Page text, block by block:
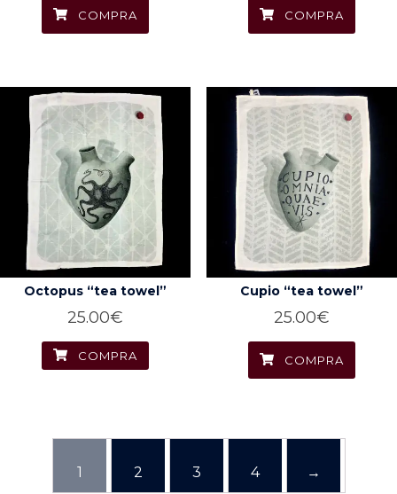
COMPRA COMPRA
Octopus “tea towel”
25.00€
COMPRA
Cupio “tea towel”
25.00€
COMPRA
1 2 3 4 →